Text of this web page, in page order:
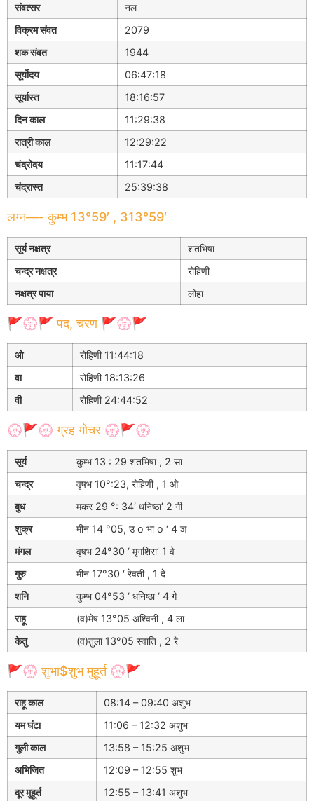
संवत्सर
नल
विक्रम संवत
2079
शक संवत
1944
सूर्योदय
06:47:18
सूर्यास्त
18:16:57
दिन काल
11:29:38
रात्री काल
12:29:22
चंद्रोदय
11:17:44
चंद्रास्त
25:39:38
लग्न—- कुम्भ 13°59′ , 313°59′
सूर्य नक्षत्र
शतभिषा
चन्द्र नक्षत्र
रोहिणी
नक्षत्र पाया
लोहा
🚩💮🚩 पद, चरण 🚩💮🚩
ओ
रोहिणी 11:44:18
वा
रोहिणी 18:13:26
वी
रोहिणी 24:44:52
💮🚩💮 ग्रह गोचर 💮🚩💮
सूर्य
कुम्भ 13 : 29 शतभिषा , 2 सा
चन्द्र
वृषभ 10°:23, रोहिणी , 1 ओ
बुध
मकर 29 °: 34′ धनिष्ठा’ 2 गी
शुक्र
मीन 14 °05, उ o भा o ‘ 4 ञ
मंगल
वृषभ 24°30 ‘ मृगशिरा’ 1 वे
गुरु
मीन 17°30 ‘ रेवती , 1 दे
शनि
कुम्भ 04°53 ‘ धनिष्ठा ‘ 4 गे
राहू
(व)मेष 13°05 अश्विनी , 4 ला
केतु
(व)तुला 13°05 स्वाति , 2 रे
🚩💮 शुभा$शुभ मुहूर्त 💮🚩
राहू काल
08:14 – 09:40 अशुभ
यम घंटा
11:06 – 12:32 अशुभ
गुली काल
13:58 – 15:25 अशुभ
अभिजित
12:09 – 12:55 शुभ
दूर मुहूर्त
12:55 – 13:41 अशुभ